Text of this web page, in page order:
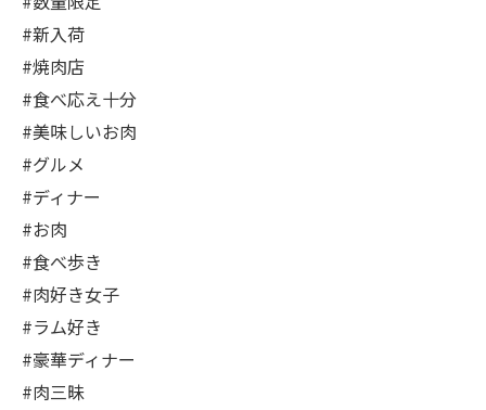
#新入荷
#焼肉店
#食べ応え十分
#美味しいお肉
#グルメ
#ディナー
#お肉
#食べ歩き
#肉好き女子
#ラム好き
#豪華ディナー
#肉三昧